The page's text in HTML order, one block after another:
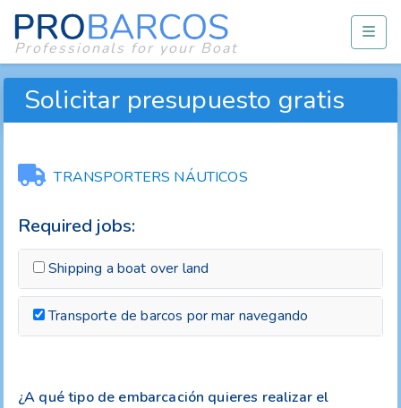
Professionals for your Boat
Solicitar presupuesto gratis
TRANSPORTERS NÁUTICOS
Required jobs:
Shipping a boat over land
Transporte de barcos por mar navegando
¿A qué tipo de embarcación quieres realizar el